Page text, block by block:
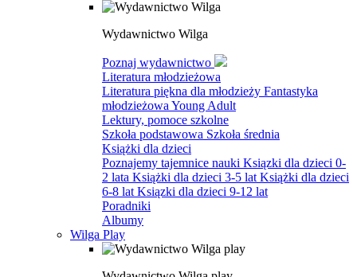
Wydawnictwo Wilga
Poznaj wydawnictwo
Literatura młodzieżowa
Literatura piękna dla młodzieży Fantastyka
młodzieżowa Young Adult
Lektury, pomoce szkolne
Szkoła podstawowa Szkoła średnia
Książki dla dzieci
Poznajemy tajemnice nauki Ksiązki dla dzieci 0-
2 lata Książki dla dzieci 3-5 lat Książki dla dzieci
6-8 lat Ksiązki dla dzieci 9-12 lat
Poradniki
Albumy
Wilga Play